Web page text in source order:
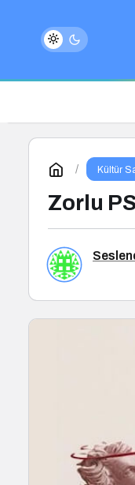
Kültür
Zorlu